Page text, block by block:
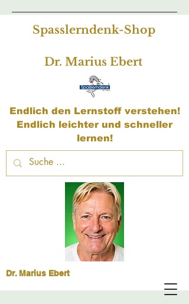
Spasslerndenk-Shop
Dr. Marius Ebert
Endlich den Lernstoff verstehen!
Endlich leichter und schneller
lernen!
Dr. Marius Ebert